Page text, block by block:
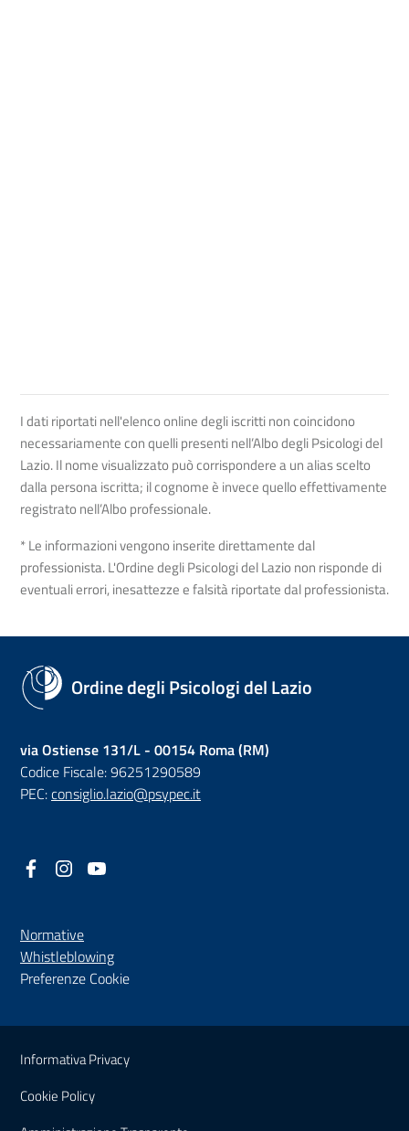
I dati riportati nell'elenco online degli iscritti non coincidono
necessariamente con quelli presenti nell’Albo degli Psicologi del
Lazio. Il nome visualizzato può corrispondere a un alias scelto
dalla persona iscritta; il cognome è invece quello effettivamente
registrato nell’Albo professionale.
* Le informazioni vengono inserite direttamente dal
professionista. L'Ordine degli Psicologi del Lazio non risponde di
eventuali errori, inesattezze e falsità riportate dal professionista.
Ordine degli Psicologi del Lazio
via Ostiense 131/L - 00154 Roma (RM)
Codice Fiscale: 96251290589
PEC:consiglio.lazio@psypec.it
Facebook
(nuova scheda - new tab)
Instagram
(nuova scheda - new tab)
Normative
Whistleblowing(nuova scheda - new tab)
Preferenze Cookie
Sezione Link Utili
Informativa Privacy
Cookie Policy